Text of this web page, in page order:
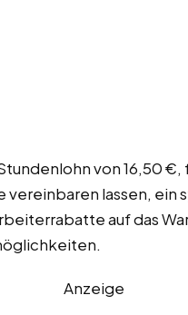
von 16,50
vereinbaren lassen, ein
auf das
Anzeige